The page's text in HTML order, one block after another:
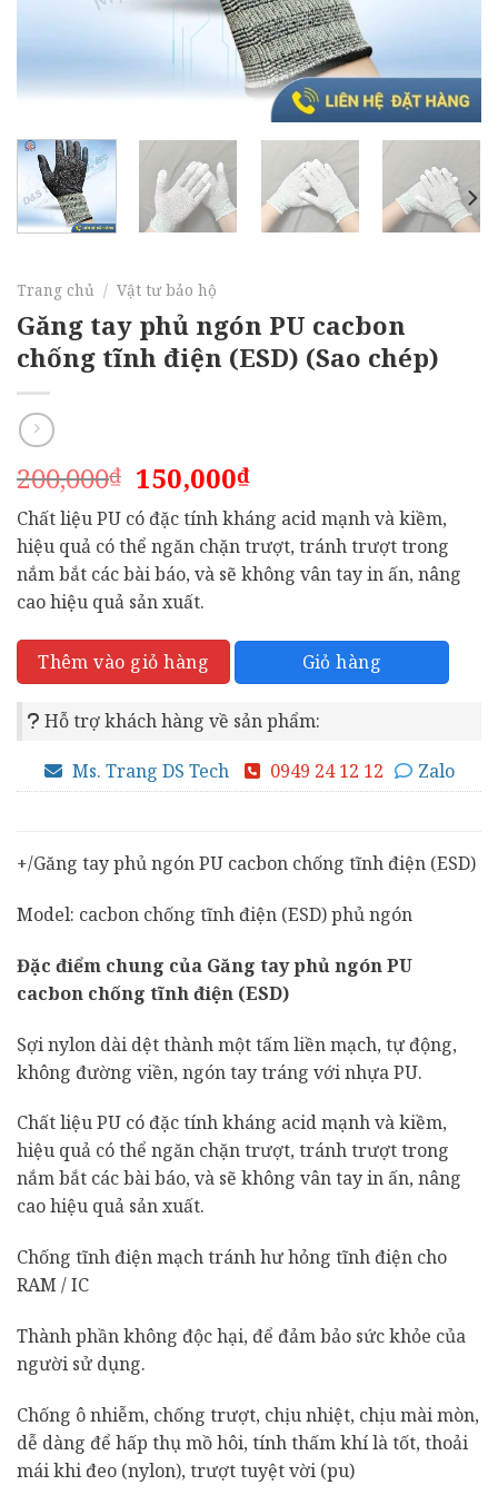
Trang chủ / Vật tư bảo hộ
Găng tay phủ ngón PU cacbon
chống tĩnh điện (ESD) (Sao chép)
200,000₫ Giá
gốc
là:
200,000₫.
150,000₫Giá
hiện
tại
là:
150,000₫.
Chất liệu PU có đặc tính kháng acid mạnh và kiềm,
hiệu quả có thể ngăn chặn trượt, tránh trượt trong
nắm bắt các bài báo, và sẽ không vân tay in ấn, nâng
cao hiệu quả sản xuất.
Thêm vào giỏ hàng Giỏ hàng
Hỗ trợ khách hàng về sản phẩm:
Ms. Trang DS Tech 0949 24 12 12 Zalo
+/Găng tay phủ ngón PU cacbon chống tĩnh điện (ESD)
Model: cacbon chống tĩnh điện (ESD) phủ ngón
Đặc điểm chung của Găng tay phủ ngón PU
cacbon chống tĩnh điện (ESD)
Sợi nylon dài dệt thành một tấm liền mạch, tự động,
không đường viền, ngón tay tráng với nhựa PU.
Chất liệu PU có đặc tính kháng acid mạnh và kiềm,
hiệu quả có thể ngăn chặn trượt, tránh trượt trong
nắm bắt các bài báo, và sẽ không vân tay in ấn, nâng
cao hiệu quả sản xuất.
Chống tĩnh điện mạch tránh hư hỏng tĩnh điện cho
RAM / IC
Thành phần không độc hại, để đảm bảo sức khỏe của
người sử dụng.
Chống ô nhiễm, chống trượt, chịu nhiệt, chịu mài mòn,
dễ dàng để hấp thụ mồ hôi, tính thấm khí là tốt, thoải
mái khi đeo (nylon), trượt tuyệt vời (pu)